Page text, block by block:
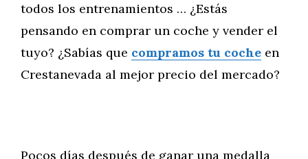
todos los entrenamientos … ¿Estás
pensando en comprar un coche y vender el
tuyo? ¿Sabías que compramos tu coche en
Crestanevada al mejor precio del mercado?
Pocos días después de ganar una medalla